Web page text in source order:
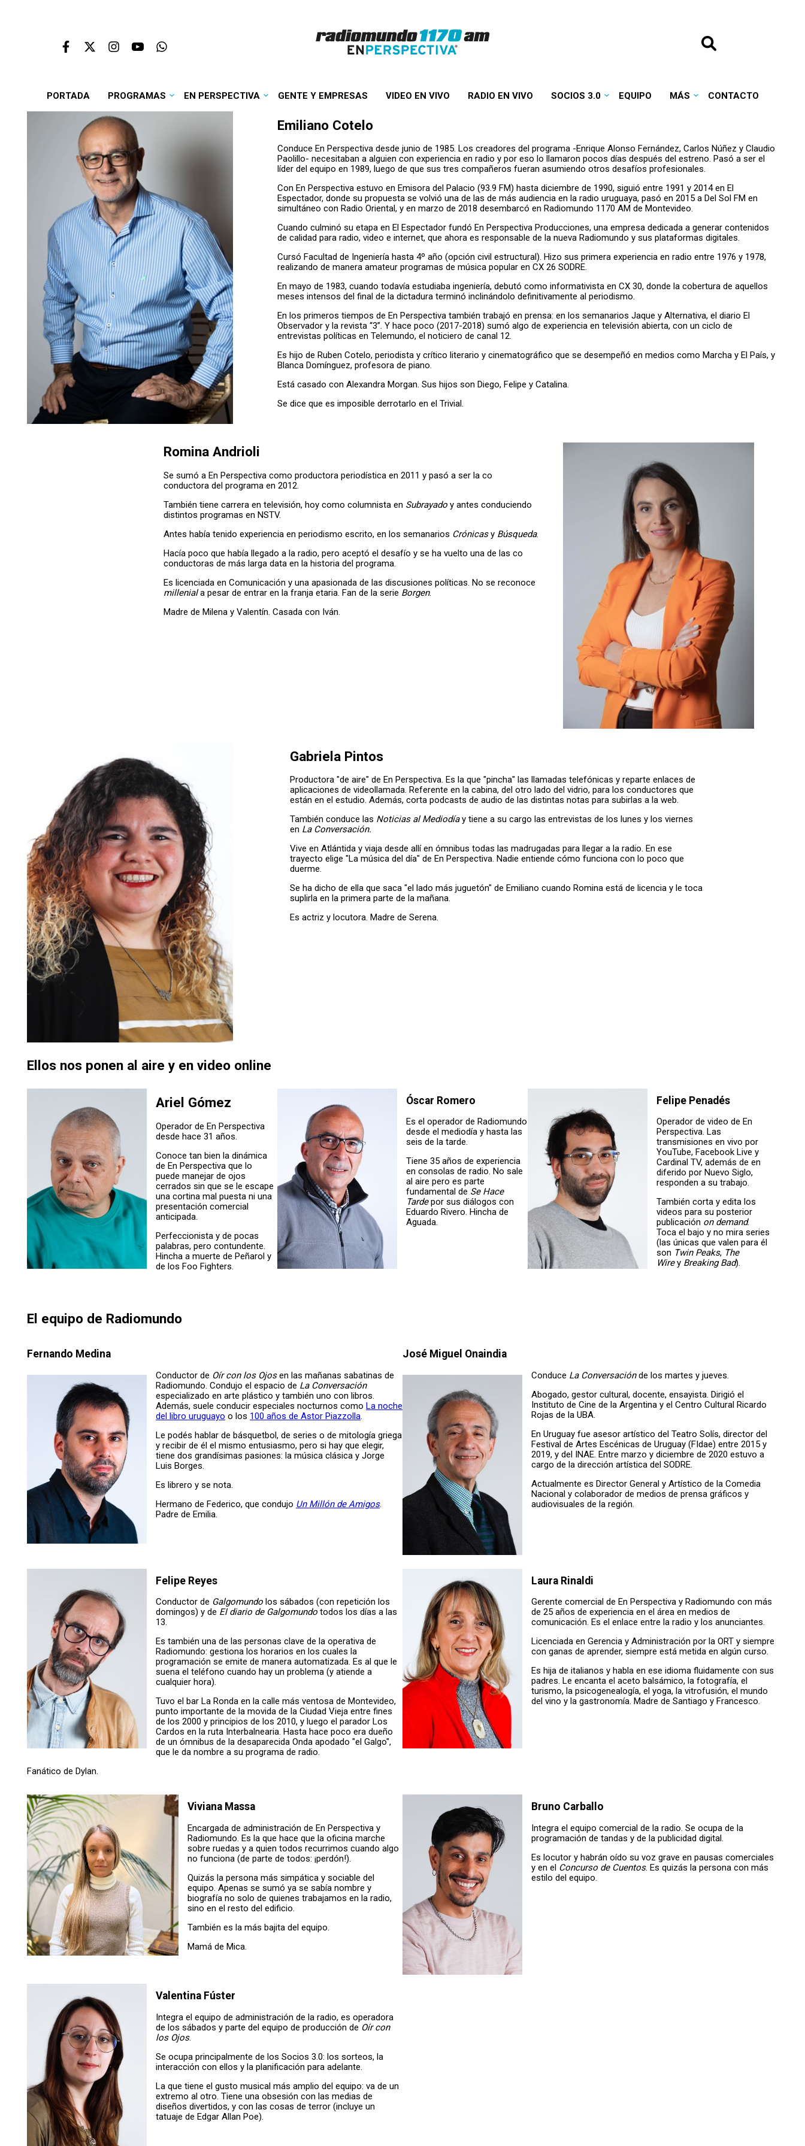
PORTADA PROGRAMAS EN PERSPECTIVA GENTE Y EMPRESAS VIDEO EN VIVO RADIO EN VIVO SOCIOS 3.0 EQUIPO MÁS CONTACTO
Emiliano Cotelo
Conduce En Perspectiva desde junio de 1985. Los creadores del programa -Enrique Alonso Fernández, Carlos Núñez y Claudio
Paolillo- necesitaban a alguien con experiencia en radio y por eso lo llamaron pocos días después del estreno. Pasó a ser el
líder del equipo en 1989, luego de que sus tres compañeros fueran asumiendo otros desafíos profesionales.
Con En Perspectiva estuvo en Emisora del Palacio (93.9 FM) hasta diciembre de 1990, siguió entre 1991 y 2014 en El
Espectador, donde su propuesta se volvió una de las de más audiencia en la radio uruguaya, pasó en 2015 a Del Sol FM en
simultáneo con Radio Oriental, y en marzo de 2018 desembarcó en Radiomundo 1170 AM de Montevideo.
Cuando culminó su etapa en El Espectador fundó En Perspectiva Producciones, una empresa dedicada a generar contenidos
de calidad para radio, video e internet, que ahora es responsable de la nueva Radiomundo y sus plataformas digitales.
Cursó Facultad de Ingeniería hasta 4º año (opción civil estructural). Hizo sus primera experiencia en radio entre 1976 y 1978,
realizando de manera amateur programas de música popular en CX 26 SODRE.
En mayo de 1983, cuando todavía estudiaba ingeniería, debutó como informativista en CX 30, donde la cobertura de aquellos
meses intensos del final de la dictadura terminó inclinándolo definitivamente al periodismo.
En los primeros tiempos de En Perspectiva también trabajó en prensa: en los semanarios Jaque y Alternativa, el diario El
Observador y la revista “3”. Y hace poco (2017-2018) sumó algo de experiencia en televisión abierta, con un ciclo de
entrevistas políticas en Telemundo, el noticiero de canal 12.
Es hijo de Ruben Cotelo, periodista y crítico literario y cinematográfico que se desempeñó en medios como Marcha y El País, y
Blanca Domínguez, profesora de piano.
Está casado con Alexandra Morgan. Sus hijos son Diego, Felipe y Catalina.
Se dice que es imposible derrotarlo en el Trivial.
Romina Andrioli
Se sumó a En Perspectiva como productora periodística en 2011 y pasó a ser la co
conductora del programa en 2012.
También tiene carrera en televisión, hoy como columnista en Subrayado y antes conduciendo
distintos programas en NSTV.
Antes había tenido experiencia en periodismo escrito, en los semanarios Crónicasy Búsqueda.
Hacía poco que había llegado a la radio, pero aceptó el desafío y se ha vuelto una de las co
conductoras de más larga data en la historia del programa.
Es licenciada en Comunicación y una apasionada de las discusiones políticas. No se reconoce
milleniala pesar de entrar en la franja etaria. Fan de la serie Borgen.
Madre de Milena y Valentín. Casada con Iván.
Gabriela Pintos
Productora "de aire" de En Perspectiva. Es la que "pincha" las llamadas telefónicas y reparte enlaces de
aplicaciones de videollamada. Referente en la cabina, del otro lado del vidrio, para los conductores que
están en el estudio. Además, corta podcasts de audio de las distintas notas para subirlas a la web.
También conduce las Noticias al Mediodíay tiene a su cargo las entrevistas de los lunes y los viernes
en La Conversación.
Vive en Atlántida y viaja desde allí en ómnibus todas las madrugadas para llegar a la radio. En ese
trayecto elige "La música del día" de En Perspectiva. Nadie entiende cómo funciona con lo poco que
duerme.
Se ha dicho de ella que saca "el lado más juguetón" de Emiliano cuando Romina está de licencia y le toca
suplirla en la primera parte de la mañana.
Es actriz y locutora. Madre de Serena.
Ellos nos ponen al aire y en video online
Ariel Gómez
Operador de En Perspectiva
desde hace 31 años.
Conoce tan bien la dinámica
de En Perspectiva que lo
puede manejar de ojos
cerrados sin que se le escape
una cortina mal puesta ni una
presentación comercial
anticipada.
Perfeccionista y de pocas
palabras, pero contundente.
Hincha a muerte de Peñarol y
de los Foo Fighters.
Óscar Romero
Es el operador de Radiomundo
desde el mediodía y hasta las
seis de la tarde.
Tiene 35 años de experiencia
en consolas de radio. No sale
al aire pero es parte
fundamental de Se Hace
Tardepor sus diálogos con
Eduardo Rivero. Hincha de
Aguada.
Felipe Penadés
Operador de video de En
Perspectiva. Las
transmisiones en vivo por
YouTube, Facebook Live y
Cardinal TV, además de en
diferido por Nuevo Siglo,
responden a su trabajo.
También corta y edita los
videos para su posterior
publicación on demand.
Toca el bajo y no mira series
(las únicas que valen para él
son Twin Peaks, The
Wirey Breaking Bad).
El equipo de Radiomundo
Fernando Medina
Conductor de Oír con los Ojosen las mañanas sabatinas de
Radiomundo. Condujo el espacio de La Conversación
especializado en arte plástico y también uno con libros.
Además, suele conducir especiales nocturnos como La noche
del libro uruguayo o los 100 años de Astor Piazzolla.
Le podés hablar de básquetbol, de series o de mitología griega
y recibir de él el mismo entusiasmo, pero si hay que elegir,
tiene dos grandísimas pasiones: la música clásica y Jorge
Luis Borges.
Es librero y se nota.
Hermano de Federico, que condujo Un Millón de Amigos.
Padre de Emilia.
José Miguel Onaindia
Conduce La Conversaciónde los martes y jueves.
Abogado, gestor cultural, docente, ensayista. Dirigió el
Instituto de Cine de la Argentina y el Centro Cultural Ricardo
Rojas de la UBA.
En Uruguay fue asesor artístico del Teatro Solís, director del
Festival de Artes Escénicas de Uruguay (FIdae) entre 2015 y
2019, y del INAE. Entre marzo y diciembre de 2020 estuvo a
cargo de la dirección artística del SODRE.
Actualmente es Director General y Artístico de la Comedia
Nacional y colaborador de medios de prensa gráficos y
audiovisuales de la región.
Felipe Reyes
Conductor de Galgomundo los sábados (con repetición los
domingos) y de El diario de Galgomundo todos los días a las
13.
Es también una de las personas clave de la operativa de
Radiomundo: gestiona los horarios en los cuales la
programación se emite de manera automatizada. Es al que le
suena el teléfono cuando hay un problema (y atiende a
cualquier hora).
Tuvo el bar La Ronda en la calle más ventosa de Montevideo,
punto importante de la movida de la Ciudad Vieja entre fines
de los 2000 y principios de los 2010, y luego el parador Los
Cardos en la ruta Interbalnearia. Hasta hace poco era dueño
de un ómnibus de la desaparecida Onda apodado "el Galgo",
que le da nombre a su programa de radio.
Fanático de Dylan.
Laura Rinaldi
Gerente comercial de En Perspectiva y Radiomundo con más
de 25 años de experiencia en el área en medios de
comunicación. Es el enlace entre la radio y los anunciantes.
Licenciada en Gerencia y Administración por la ORT y siempre
con ganas de aprender, siempre está metida en algún curso.
Es hija de italianos y habla en ese idioma fluidamente con sus
padres. Le encanta el aceto balsámico, la fotografía, el
turismo, la psicogenealogía, el yoga, la vitrofusión, el mundo
del vino y la gastronomía. Madre de Santiago y Francesco.
Viviana Massa
Encargada de administración de En Perspectiva y
Radiomundo. Es la que hace que la oficina marche
sobre ruedas y a quien todos recurrimos cuando algo
no funciona (de parte de todos: ¡perdón!).
Quizás la persona más simpática y sociable del
equipo. Apenas se sumó ya se sabía nombre y
biografía no solo de quienes trabajamos en la radio,
sino en el resto del edificio.
También es la más bajita del equipo.
Mamá de Mica.
Bruno Carballo
Integra el equipo comercial de la radio. Se ocupa de la
programación de tandas y de la publicidad digital.
Es locutor y habrán oído su voz grave en pausas comerciales
y en el Concurso de Cuentos. Es quizás la persona con más
estilo del equipo.
Valentina Fúster
Integra el equipo de administración de la radio, es operadora
de los sábados y parte del equipo de producción de Oír con
los Ojos.
Se ocupa principalmente de los Socios 3.0: los sorteos, la
interacción con ellos y la planificación para adelante.
La que tiene el gusto musical más amplio del equipo: va de un
extremo al otro. Tiene una obsesión con las medias de
diseños divertidos, y con las cosas de terror (incluye un
tatuaje de Edgar Allan Poe).